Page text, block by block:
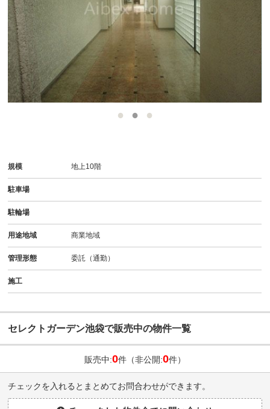
規模 地上10階
駐車場
駐輪場
用途地域 商業地域
管理形態 委託（通勤）
施工
セレクトガーデン池袋で販売中の物件一覧
販売中:0件（非公開:0件）
チェックを入れるとまとめてお問合わせができます。